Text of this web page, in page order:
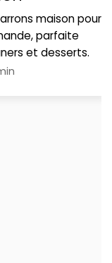
maison pour
parfaite
et desserts.